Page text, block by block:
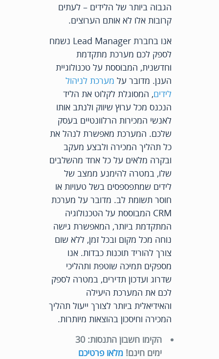
הגבוה ביותר של הלידים – לעתים
קרובות אלו לא אותם הערוצים.
אנו בחברת Lead Manager נשמח
לספק לכם מערכת מתקדמת
וחדשנית, המבוססת על טכנולוגיית
הענן. מדובר על מערכת לניהול
לידים, המסוגלת לקלוט את הליד
הנכנס מכל ערוץ שיווק ולנתב אותו
לאנשי המכירות הרלוונטיים בעסק
שלכם. המערכת מאפשרת לנהל את
כל תהליך המכירה ולבצע מעקב
ובקרה מלאים על כל אחד מהשלבים
שלו, במטרה להימנע ממצב של
לידים שמתפספסים בשל טעויות או
חוסר תשומת לב. מדובר על מערכת
CRM המבוססת על הטכנולוגיה
המתקדמת ביותר, המאפשרת גישה
נוחה מכל מקום ובכל זמן, ללא שום
צורך להוריד תוכנות כבדות. אנו
מספקים תמיכה שוטפת ותהליכי
שדרוג ועדכון תדירים, במטרה לספק
לכם את המערכת היעילה
והאידיאלית ביותר לצורך ייעול תהליך
המכירה וחיסכון בהוצאות מיותרות.
הקימו חשבון התנסות: 30
ימים חינם! מלאו פרטיכם